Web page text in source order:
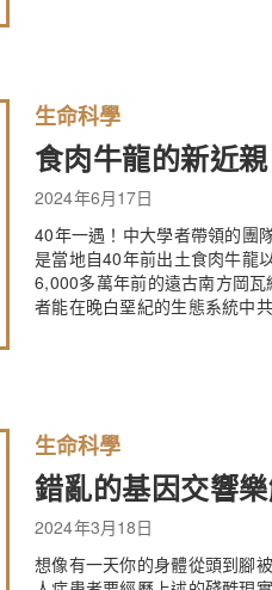
生命科學
食肉牛龍的新近
2024年6月17日
40年一遇！中大學者帶領的團
是當地自40年前出土食肉牛龍
6,000多萬年前的遠古南方岡
者能在晚白堊紀的生態系統中共
生命科學
錯亂的基因交響
2024年3月18日
想像有一天你的身體從頭到腳